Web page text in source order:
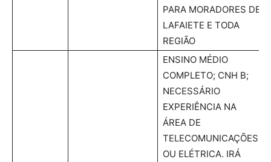
PARA MORADORES DE
LAFAIETE E TODA
REGIÃO
ENSINO MÉDIO
COMPLETO; CNH B;
NECESSÁRIO
EXPERIÊNCIA NA
ÁREA DE
TELECOMUNICAÇÕES
OU ELÉTRICA. IRÁ